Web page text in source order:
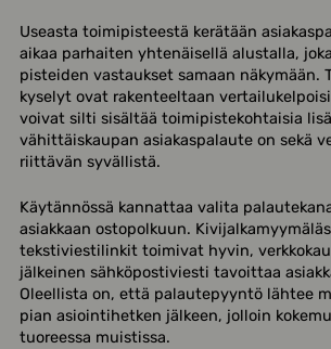
Useasta toimipisteestä kerätään
aikaa parhaiten yhtenäisellä alustalla,
pisteiden vastaukset samaan näkymään.
kyselyt ovat rakenteeltaan
voivat silti sisältää toimipistekohtaisia
vähittäiskaupan asiakaspalaute on sekä
riittävän syvällistä.
Käytännössä kannattaa valita
asiakkaan ostopolkuun.
tekstiviestilinkit toimivat hyvin,
jälkeinen sähköpostiviesti tavoittaa
Oleellista on, että palautepyyntö lähtee
pian asiointihetken jälkeen, jolloin
tuoreessa muistissa.